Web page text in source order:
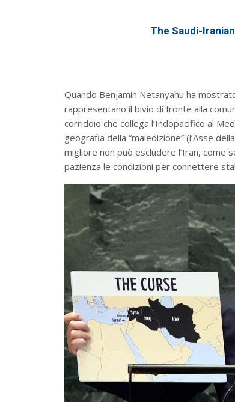
The Saudi-
Quando Benjamin Netanyahu ha
rappresentano il bivio di fronte alla
corridoio che collega l’Indopacifico al
geografia della “maledizione” (l’Asse
migliore non può escludere l’Iran, come
pazienza le condizioni per connettere